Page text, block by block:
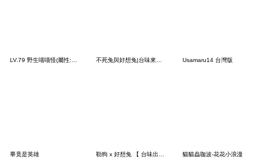
Usamaru14 台灣版
畢竟是英雄 貓貓蟲咖波-花花小浪漫